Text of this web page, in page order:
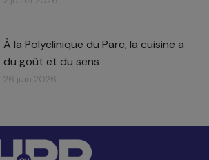
À la Polyclinique du Parc, la cuisine a
du goût et du sens
26 juin 2026